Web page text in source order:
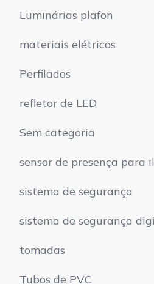
Luminárias plafon
materiais elétricos
Perfilados
refletor de LED
Sem categoria
sensor de presença para
sistema de segurança
sistema de segurança
tomadas
Tubos de PVC